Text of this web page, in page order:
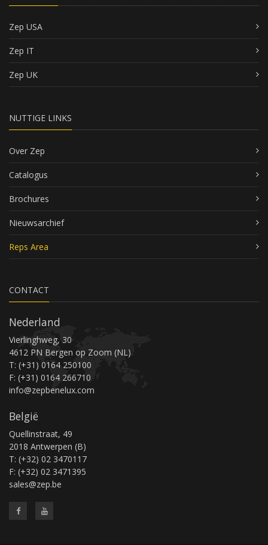
Zep USA
Zep IT
Zep UK
NUTTIGE LINKS
Over Zep
Catalogus
Brochures
Nieuwsarchief
Reps Area
CONTACT
Nederland
Vierlinghweg, 30
4612 PN Bergen op Zoom (NL)
T: (+31) 0164 250100
F: (+31) 0164 266710
info@zepbenelux.com
België
Quellinstraat, 49
2018 Antwerpen (B)
T: (+32) 02 3470117
F: (+32) 02 3471395
sales@zep.be